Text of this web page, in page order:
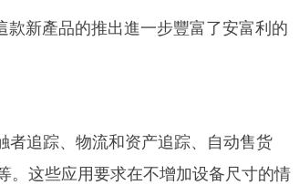
新產品的推出進一步豐富了安富利的
追踪、物流和资产追踪、自动售货
。这些应用要求在不增加设备尺寸的情